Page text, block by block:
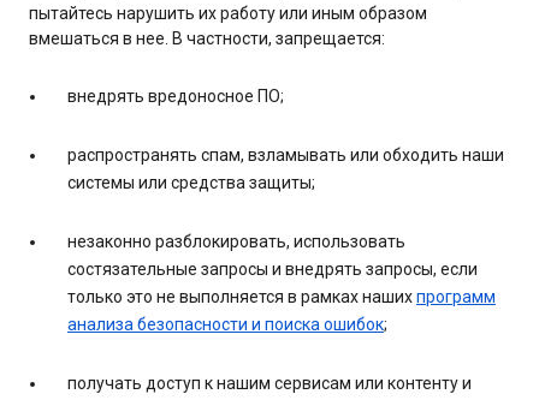
пытайтесь нарушить их работу или иным образом
вмешаться в нее. В частности, запрещается:
внедрять вредоносное ПО;
распространять спам, взламывать или обходить наши
системы или средства защиты;
незаконно разблокировать, использовать
состязательные запросы и внедрять запросы, если
только это не выполняется в рамках нашихпрограмм
анализа безопасности и поиска ошибок;
получать доступ к нашим сервисам или контенту и